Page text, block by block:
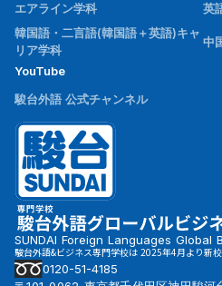
エアライン学科
英
韓国語・二言語(韓国語＋英語)キャ
リア学科
中
YouTube
駿台外語 公式チャンネル
SUNDAI Foreign Languages Global
駿台外語&ビジネス専門学校は 2025年4月より新
0120-51-4185